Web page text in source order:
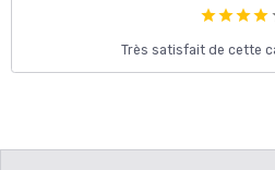
Très satisfait de cette